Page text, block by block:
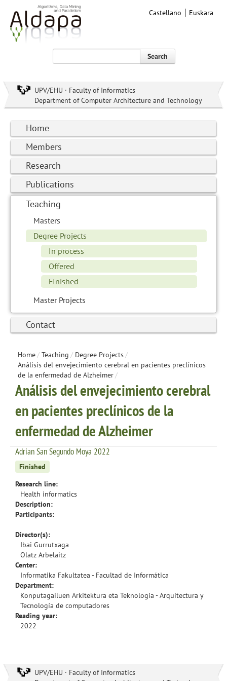
Castellano Euskara
Search
UPV/EHU · Faculty of Informatics
Department of Computer Architecture and Technology
Home
Members
Research
Publications
Teaching
Masters
Degree Projects
In process
Offered
FInished
Master Projects
Contact
Home/ Teaching / Degree Projects/
Análisis del envejecimiento cerebral en pacientes preclínicos
de la enfermedad de Alzheimer/
Análisis del envejecimiento cerebral
en pacientes preclínicos de la
enfermedad de Alzheimer
Adrian San Segundo Moya 2022
Finished
Research line:
Health informatics
Description:
Participants:
Director(s):
Ibai Gurrutxaga
Olatz Arbelaitz
Center:
Informatika Fakultatea - Facultad de Informática
Department:
Konputagailuen Arkitektura eta Teknologia - Arquitectura y
Tecnología de computadores
Reading year:
2022
UPV/EHU · Faculty of Informatics